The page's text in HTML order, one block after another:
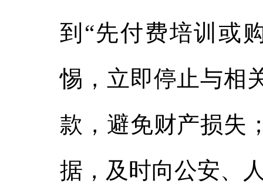
到“先付费培训 或
惕，立即停止与相
款，避免财产损失
据，及时向公安、